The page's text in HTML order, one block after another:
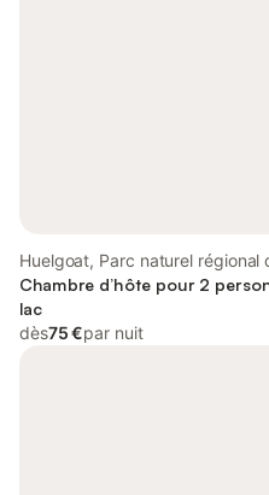
Huelgoat, Parc naturel régional
Chambre d’hôte pour 2
lac
dès75 €par nuit